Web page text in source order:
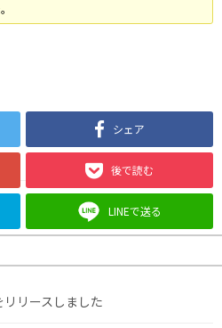
シェア
後で読む
LINEで送る
リースしました